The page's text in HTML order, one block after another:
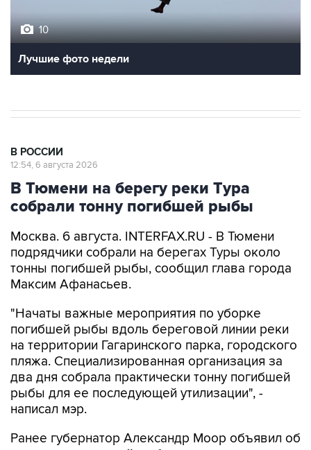
10
Лучшие фото недели
В РОССИИ
12:54, 6 августа 2026
В Тюмени на берегу реки Тура
собрали тонну погибшей рыбы
Москва. 6 августа. INTERFAX.RU - В Тюмени
подрядчики собрали на берегах Туры около
тонны погибшей рыбы, сообщил глава города
Максим Афанасьев.
"Начаты важные мероприятия по уборке
погибшей рыбы вдоль береговой линии реки
на территории Гагаринского парка, городского
пляжа. Специализированная организация за
два дня собрала практически тонну погибшей
рыбы для ее последующей утилизации", -
написал мэр.
Ранее губернатор Александр Моор объявил об